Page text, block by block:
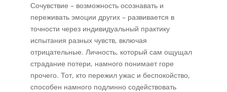
Сочувствие – возможность осознавать и
переживать эмоции других – развивается в
точности через индивидуальный практику
испытания разных чувств, включая
отрицательные. Личность, который сам ощущал
страдание потери, намного понимает горе
прочего. Тот, кто пережил ужас и беспокойство,
способен намного подлинно содействовать